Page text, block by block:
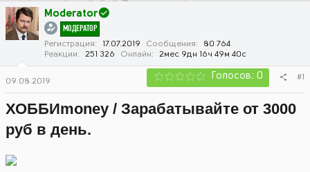
р
т
е
а
ч
а
л
а
Moderator
МОДЕРАТОР
Регистрация 17.07.2019 Сообщения
80 764
Реакции
251 326 Онлайн 2мес 9дн 16ч 49м 40с
09.08.2019 Голосов: 0 #1
ХОББИmoney / Зарабатывайте от 3000
руб в день.